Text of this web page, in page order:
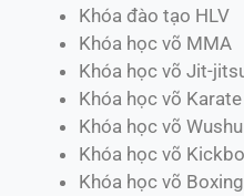
Khóa đào tạo HLV
Khóa học võ MMA
Khóa học võ Jit-
Khóa học võ Karate
Khóa học võ Wushu
Khóa học võ
Khóa học võ Boxing